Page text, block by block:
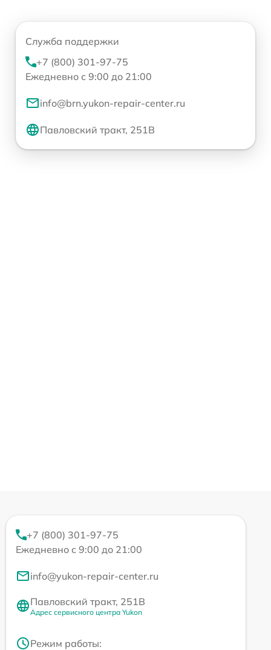
Служба поддержки
+7 (800) 301-97-75
Ежедневно с 9:00 до 21:00
info@brn.yukon-repair-center.ru
Павловский тракт, 251В
+7 (800) 301-97-75
Ежедневно с 9:00 до 21:00
info@yukon-repair-center.ru
Павловский тракт, 251В
Адрес сервисного центра Yukon
Режим работы: